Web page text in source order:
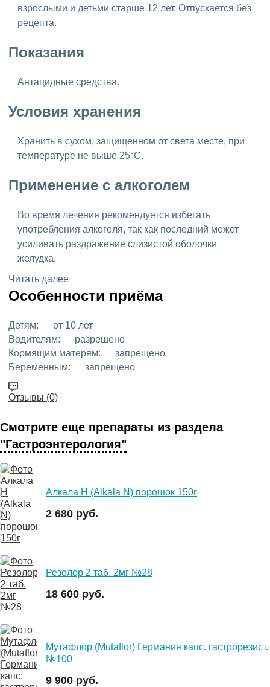
взрослыми и детьми старше 12 лет. Отпускается без
рецепта.
Показания
Антацидные средства.
Условия хранения
Хранить в сухом, защищенном от света месте, при
температуре не выше 25°C.
Применение с алкоголем
Во время лечения рекомендуется избегать
употребления алкоголя, так как последний может
усиливать раздражение слизистой оболочки
желудка.
Читать далее
Особенности приёма
Детям:
от 10 лет
Водителям:
разрешено
Кормящим матерям:
запрещено
Беременным:
запрещено
Отзывы (0)
Смотрите еще препараты из раздела
"Гастроэнтерология"
Алкала Н (Alkala N) порошок 150г
2 680 руб.
Резолор 2 таб. 2мг №28
18 600 руб.
Мутафлор (Mutaflor) Германия капс. гастрорезист.
№100
9 900 руб.